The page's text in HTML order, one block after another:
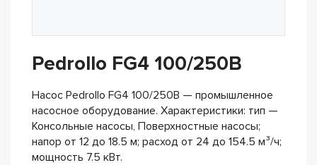
Pedrollo FG4 100/250B
Насос Pedrollo FG4 100/250B — промышленное
насосное оборудование. Характеристики: тип —
Консольные насосы, Поверхностные насосы;
напор от 12 до 18.5 м; расход от 24 до 154.5 м³/ч;
мощность 7.5 кВт.